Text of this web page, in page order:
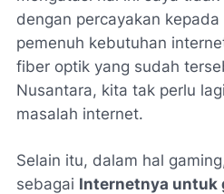
dengan percayakan
pemenuh kebutuhan
fiber optik yang sudah
Nusantara, kita tak perlu
masalah internet.
Selain itu, dalam hal gaming
sebagai Internetnya untuk